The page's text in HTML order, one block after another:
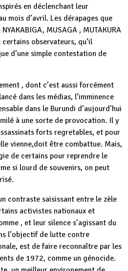
en déclenchant leur
mois d’avril. Les dérapages que
MUSAGA , MUTAKURA
observateurs, qu’il
d’une simple contestation de
, dont c’est aussi forcément
dans les médias, l’imminence
dans le Burundi d’aujourd’hui
à une sorte de provocation. Il y
forts regretables, et pour
vienne,doit être combattue. Mais,
de certains pour reprendre le
si lourd de souvenirs, on peut
contraste saisissant entre le zèle
activistes nationaux et
, et leur silence s’agissant du
l’objectif de lutte contre
est de faire reconnaître par les
de 1972, comme un génocide.